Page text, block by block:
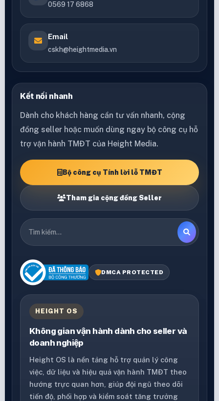
0569 17 6868
Email
cskh@heightmedia.vn
Kết nối nhanh
Dành cho khách hàng cần tư vấn nhanh, cộng
đồng seller hoặc muốn dùng ngay bộ công cụ hỗ
trợ vận hành TMĐT của Height Media.
Bộ công cụ Tính lời lỗ TMĐT
Tham gia cộng đồng Seller
DMCA PROTECTED
HEIGHT OS
Không gian vận hành dành cho seller và
doanh nghiệp
Height OS là nền tảng hỗ trợ quản lý công
việc, dữ liệu và hiệu quả vận hành TMĐT theo
hướng trực quan hơn, giúp đội ngũ theo dõi
tiến độ, phối hợp và kiểm soát tăng trưởng